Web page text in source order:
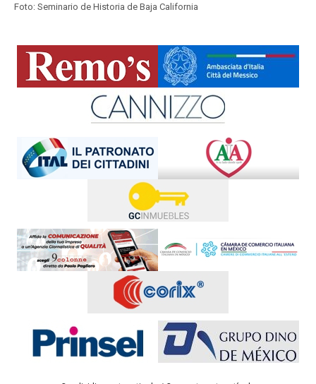
Foto: Seminario de Historia de Baja California